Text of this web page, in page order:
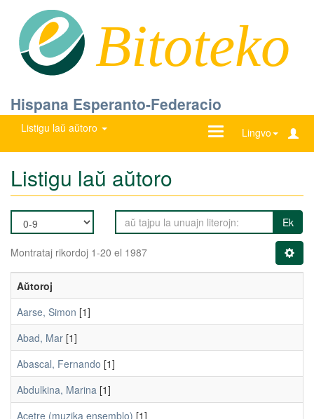
Bitoteko
Hispana Esperanto-Federacio
Listigu laŭ aŭtoro Lingvo
Ŝanĝu
Listigu laŭ aŭtoro
Ek
Montrataj rikordoj 1-20 el 1987
Aŭtoroj
Aarse, Simon [1]
Abad, Mar [1]
Abascal, Fernando [1]
Abdulkina, Marina [1]
Acetre (muzika ensemblo) [1]